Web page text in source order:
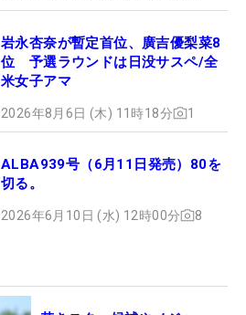
岩永杏奈が暫定首位、廣吉優梨菜8
位 予選ラウンドは日没サスペ/全
米女子アマ
2026年8月6日 (木) 11時18分 1
ALBA939号（6月11日発売）80を
切る。
2026年6月10日 (水) 12時00分 8